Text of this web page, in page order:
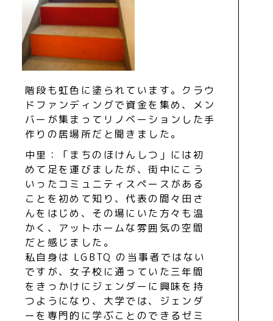
階段も虹色に塗られています。クラウ
ドファンディングで資金を集め、メン
バーが集まってリノベーションした手
作りの居場所だと聞きました。
中里：「まちのほけんしつ」には初
めて足を運びましたが、街中にこう
いったコミュニティスペースがある
ことを初めて知り、代表の間々田さ
んをはじめ、その場にいた方々も温
かく、アットホームな雰囲気の空間
だと感じました。
私自身は LGBTQ の当事者ではない
ですが、女子校に通っていた三年間
をきっかけにジェンダーに興味を持
つようになり、大学では、ジェンダ
ーを専門的に学ぶことのできるゼミ